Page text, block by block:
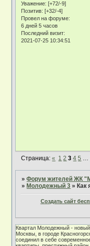
Уважение: [+72/-9]
Позитив: [+32/-4]
Провел на форуме:
6 дней 5 часов
Последний визит:
2021-07-25 10:34:51
Страница:« 1 2 3 4 5 …
»Форум жителей ЖК
» Молодежный 3 » Как
Создать сайт
Квартал Молодежный -
Москвы, в городе
соединил в себе